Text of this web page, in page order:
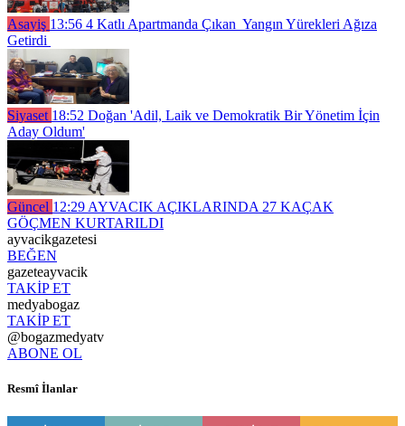
Asayiş 13:56 4 Katlı Apartmanda Çıkan Yangın Yürekleri Ağıza
Getirdi
Siyaset 18:52 Doğan 'Adil, Laik ve Demokratik Bir Yönetim İçin
Aday Oldum'
Güncel 12:29 AYVACIK AÇIKLARINDA 27 KAÇAK
GÖÇMEN KURTARILDI
ayvacikgazetesi
BEĞEN
gazeteayvacik
TAKİP ET
medyabogaz
TAKİP ET
@bogazmedyatv
ABONE OL
Resmî İlanlar